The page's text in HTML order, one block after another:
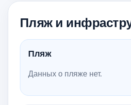
Пляж и
Пляж
Данных о пляже нет.